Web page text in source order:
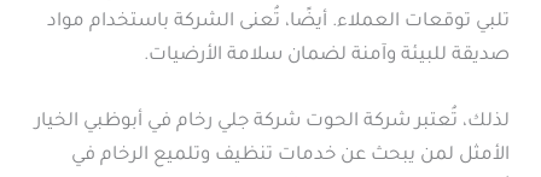
تلبي توقعات العملاء. أيضًا، تُعنى الشركة باستخدام مواد
صديقة للبيئة وآمنة لضمان سلامة الأرضيات.
لذلك، تُعتبر شركة الحوت شركة جلي رخام في أبوظبي الخيار
الأمثل لمن يبحث عن خدمات تنظيف وتلميع الرخام في